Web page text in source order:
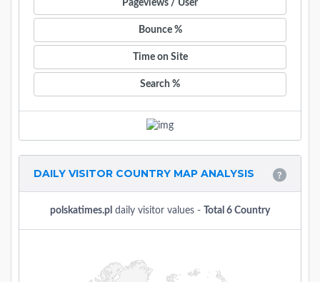
Pageviews / User
Bounce %
Time on Site
Search %
DAILY VISITOR COUNTRY MAP ANALYSIS
polskatimes.pl daily visitor values - Total 6 Country